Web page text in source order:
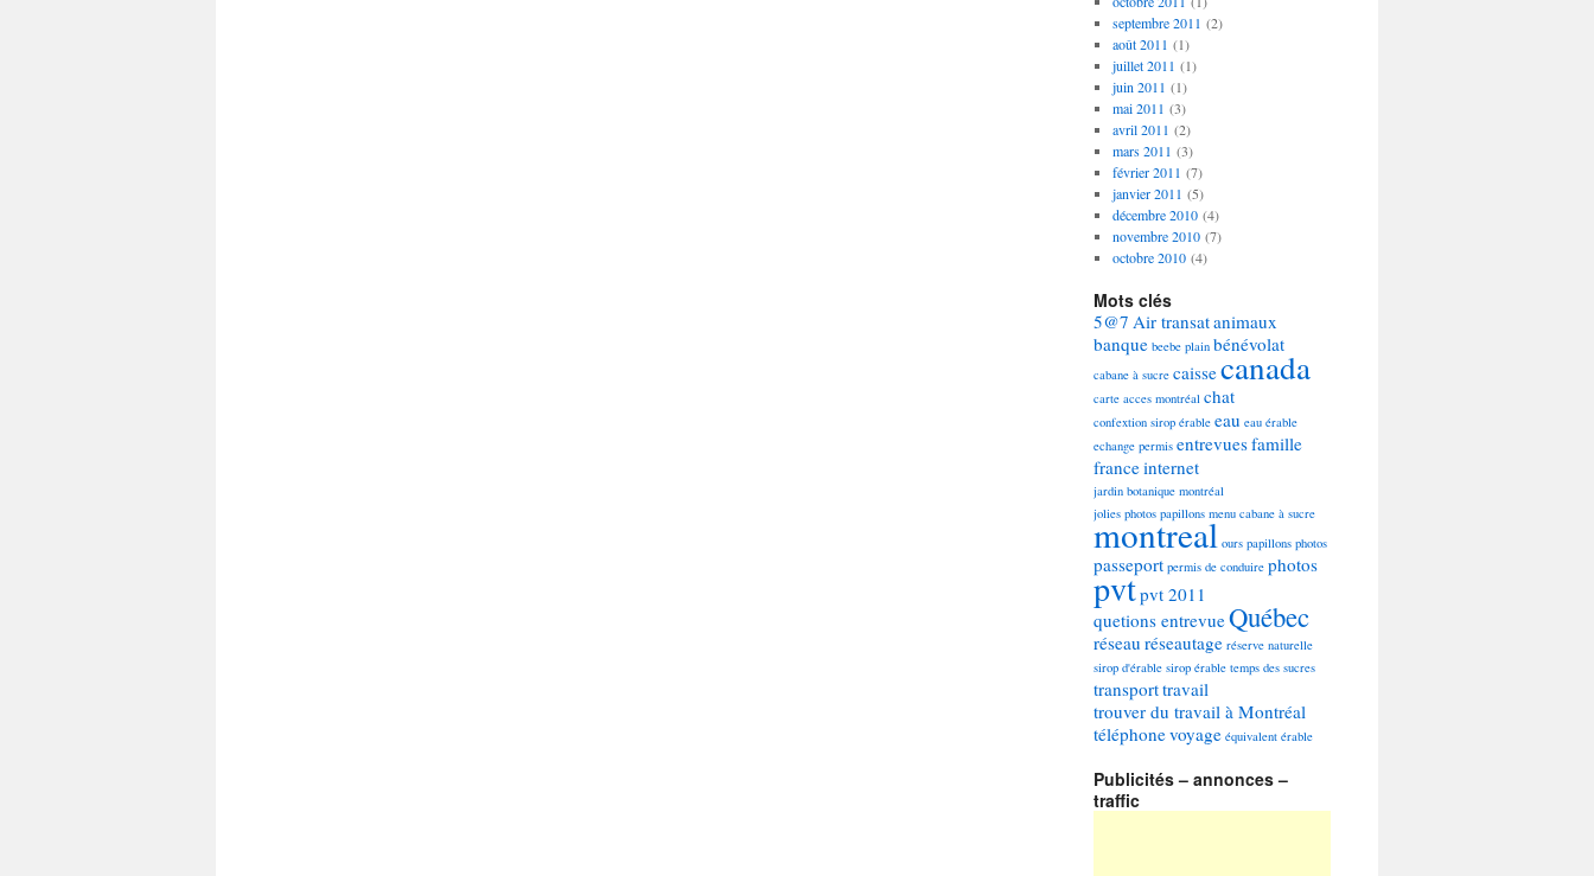
septembre 2011 (2)
août 2011 (1)
juillet 2011 (1)
juin 2011 (1)
mai 2011 (3)
avril 2011 (2)
mars 2011 (3)
février 2011 (7)
janvier 2011 (5)
décembre 2010(4)
novembre 2010(7)
octobre 2010(4)
Mots clés
5@7 Air transatanimaux
banque beebe plain bénévolat
cabane à sucre caissecanada
carte acces montréal chat
confextion sirop érable eau eau érable
echange permis entrevuesfamille
franceinternet
jardin botanique montréal
jolies photos papillons menu cabane à sucre
montreal ours papillons photos
passeport permis de conduire photos
pvtpvt 2011
quetions entrevueQuébec
réseau réseautage réserve naturelle
sirop d'érable sirop érable temps des sucres
transporttravail
trouver du travail à Montréal
téléphonevoyage équivalent érable
Publicités – annonces –
traffic